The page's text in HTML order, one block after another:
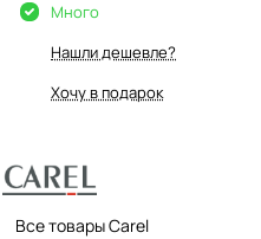
Много
Нашли дешевле?
Хочу в подарок
Все товары Carel